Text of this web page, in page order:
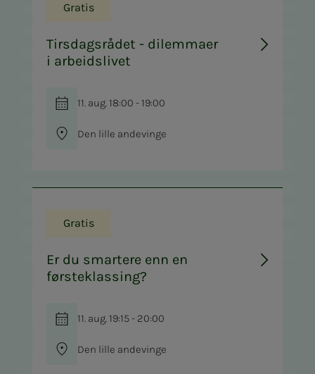
Gratis
Tirsdagsrådet - dilemmaer
i arbeidslivet
11. aug. 18:00 - 19:00
Den lille andevinge
Gratis
Er du smartere enn en
førsteklassing?
11. aug. 19:15 - 20:00
Den lille andevinge